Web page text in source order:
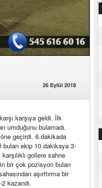
26 Eylül 2018
karşıya geldi. İlk
umduğunu bulamadı.
öne geçirdi. 6.dakikada
bulan ekip 10.dakikaya 3-
gollere sahne
bir çok pozisyon bulan
aşırttırma bir
kazandı.